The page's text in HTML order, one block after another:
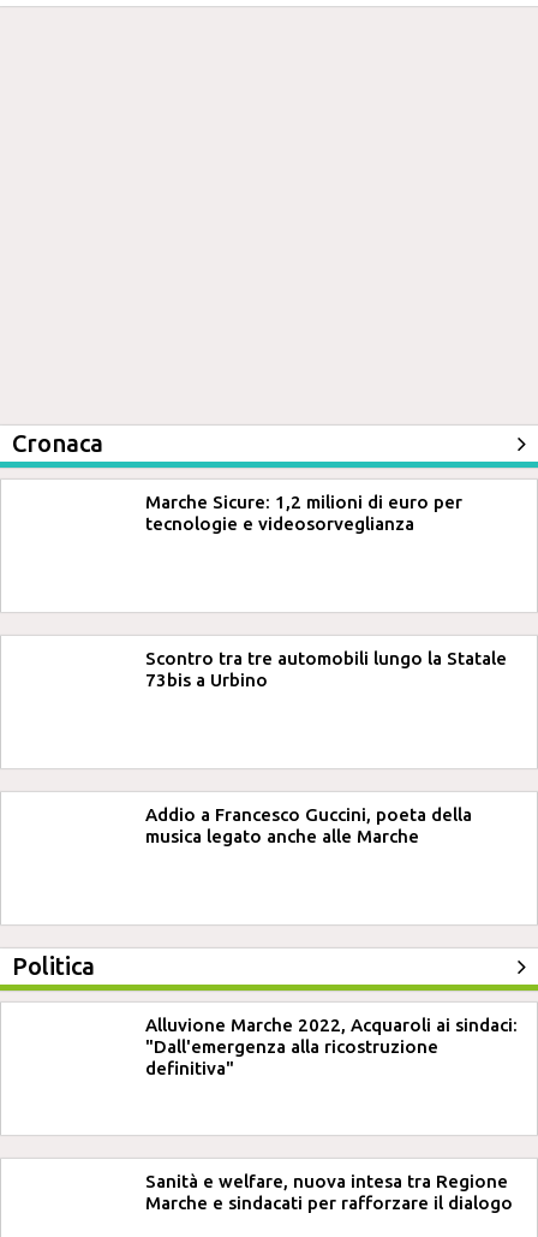
Cronaca
Marche Sicure: 1,2 milioni di euro per
tecnologie e videosorveglianza
Scontro tra tre automobili lungo la Statale
73bis a Urbino
Addio a Francesco Guccini, poeta della
musica legato anche alle Marche
Politica
Alluvione Marche 2022, Acquaroli ai sindaci:
"Dall'emergenza alla ricostruzione
definitiva"
Sanità e welfare, nuova intesa tra Regione
Marche e sindacati per rafforzare il dialogo